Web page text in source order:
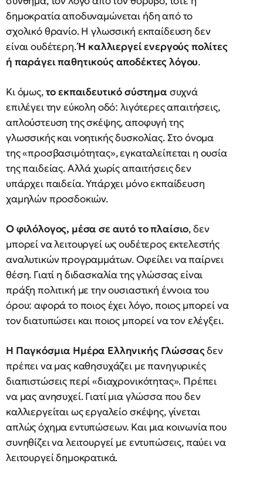
δημοκρατία αποδυναμώνεται ήδη από το
σχολικό θρανίο. Η γλωσσική εκπαίδευση δεν
είναι ουδέτερη.Ή καλλιεργεί ενεργούς πολίτες
ή παράγει παθητικούς αποδέκτες λόγου.
Κι όμως,το εκπαιδευτικό σύστημα συχνά
επιλέγει την εύκολη οδό: λιγότερες απαιτήσεις,
απλούστευση της σκέψης, αποφυγή της
γλωσσικής και νοητικής δυσκολίας. Στο όνομα
της «προσβασιμότητας», εγκαταλείπεται η ουσία
της παιδείας. Αλλά χωρίς απαιτήσεις δεν
υπάρχει παιδεία. Υπάρχει μόνο εκπαίδευση
χαμηλών προσδοκιών.
Ο φιλόλογος, μέσα σε αυτό το πλαίσιο, δεν
μπορεί να λειτουργεί ως ουδέτερος εκτελεστής
αναλυτικών προγραμμάτων. Οφείλει να παίρνει
θέση. Γιατί η διδασκαλία της γλώσσας είναι
πράξη πολιτική με την ουσιαστική έννοια του
όρου: αφορά το ποιος έχει λόγο, ποιος μπορεί να
τον διατυπώσει και ποιος μπορεί να τον ελέγξει.
Η Παγκόσμια Ημέρα Ελληνικής Γλώσσαςδεν
πρέπει να μας καθησυχάζει με πανηγυρικές
διαπιστώσεις περί «διαχρονικότητας». Πρέπει
να μας ανησυχεί. Γιατί μια γλώσσα που δεν
καλλιεργείται ως εργαλείο σκέψης, γίνεται
απλώς όχημα εντυπώσεων. Και μια κοινωνία που
συνηθίζει να λειτουργεί με εντυπώσεις, παύει να
λειτουργεί δημοκρατικά.